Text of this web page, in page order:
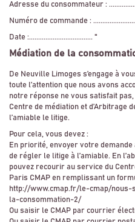
Adresse du consommateur :
Numéro de commande :
Date :................................... "
Médiation de la
De Neuville Limoges s’engage à
toute l’attention que nous avons
notre réponse ne vous satisfait
Centre de médiation et d’Arbitrage
l’amiable le litige.
Pour cela, vous devez :
En priorité, envoyer votre
de régler le litige à l’amiable. En
pouvez recourir au service du
Paris CMAP en remplissant un
http://www.cmap.fr/le-cmap/
la-consommation-2/
Ou saisir le CMAP par courrier